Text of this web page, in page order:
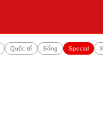
Quốc tế Sống Special